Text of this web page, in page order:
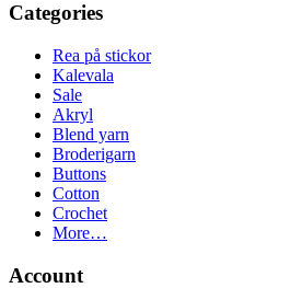
Categories
Rea på stickor
Kalevala
Sale
Akryl
Blend yarn
Broderigarn
Buttons
Cotton
Crochet
More…
Account